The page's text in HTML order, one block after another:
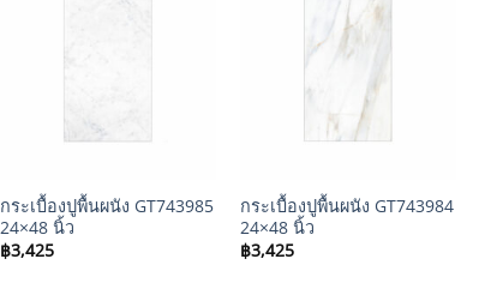
กระเบื้องปูพื้นผนัง GT743985
24×48 นิ้ว
฿3,425
กระเบื้องปูพื้นผนัง GT743984
24×48 นิ้ว
฿3,425